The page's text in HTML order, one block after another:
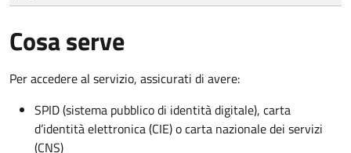
Cosa serve
Per accedere al servizio, assicurati di avere:
SPID (sistema pubblico di identità digitale), carta
d’identità elettronica (CIE) o carta nazionale dei servizi
(CNS)